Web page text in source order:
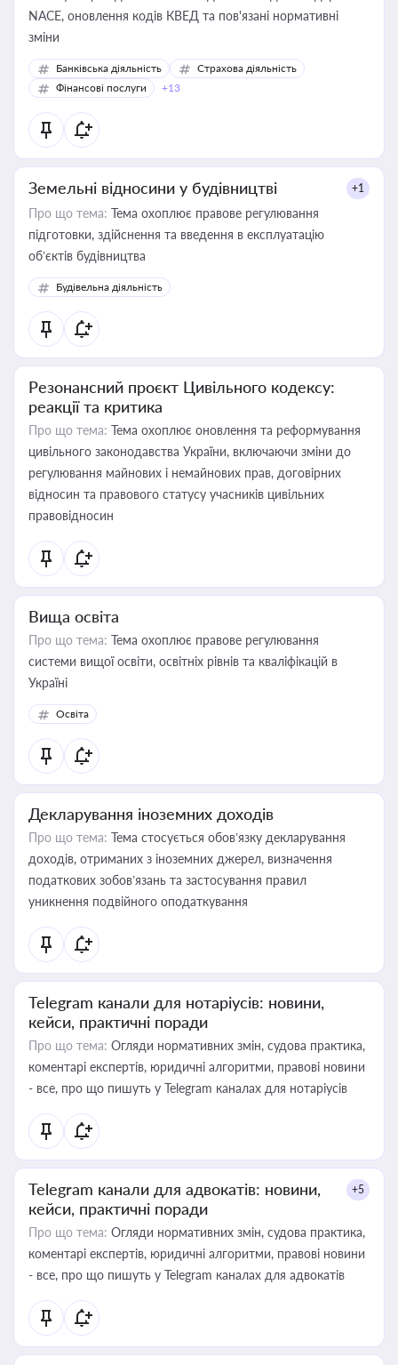
NACE, оновлення кодів КВЕД та пов'язані нормативні
зміни
Банківська діяльність
Страхова діяльність
Фінансові послуги
+13
Земельні відносини у будівництві +1
Про що тема: Тема охоплює правове регулювання
підготовки, здійснення та введення в експлуатацію
об’єктів будівництва
Будівельна діяльність
Резонансний проєкт Цивільного кодексу:
реакції та критика
Про що тема: Тема охоплює оновлення та реформування
цивільного законодавства України, включаючи зміни до
регулювання майнових і немайнових прав, договірних
відносин та правового статусу учасників цивільних
правовідносин
Вища освіта
Про що тема: Тема охоплює правове регулювання
системи вищої освіти, освітніх рівнів та кваліфікацій в
Україні
Освіта
Декларування іноземних доходів
Про що тема: Тема стосується обов’язку декларування
доходів, отриманих з іноземних джерел, визначення
податкових зобов’язань та застосування правил
уникнення подвійного оподаткування
Telegram канали для нотаріусів: новини,
кейси, практичні поради
Про що тема: Огляди нормативних змін, судова практика,
коментарі експертів, юридичні алгоритми, правові новини
- все, про що пишуть у Telegram каналах для нотаріусів
Telegram канали для адвокатів: новини,
кейси, практичні поради
+5
Про що тема: Огляди нормативних змін, судова практика,
коментарі експертів, юридичні алгоритми, правові новини
- все, про що пишуть у Telegram каналах для адвокатів